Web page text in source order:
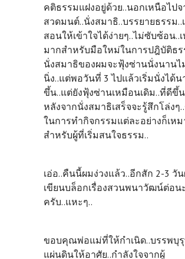
คติธรรมแฝงอยู่ด้วย..นอกเหนือไปจ
สวดมนต์..นั่งสมาธิ..บรรยายธรรม..
สอนให้เข้าใจได้ง่ายๆ..ไม่ซับซ้อน..
มากสำหรับมือใหม่ในการปฎิบัติธร
นั่งสมาธิของผมจะฟุ้งซ่านนั่งนานไ
นิ่ง..แต่พอวันที่ 3 ไปแล้วเริ่มนั่งได้น
ขึ้น..แต่ยังฟุ้งซ่านเหมือนเดิม..ที่ดีขึ้
หลังจากนั่งสมาธิเสร็จจะรู้สึกโล่งๆ
ในการทำกิจกรรมแต่ละอย่างก็เห
สำหรับผู้ที่เริ่มสนใจธรรม..
เอ่อ..คืนนี้ผมง่วงแล้ว..อีกสัก 2-3 วั
เขียนบล็อกเรื่องสวนพนาวัฒน์ต่อนะ
ครับ..แหะๆ..
ขอบคุณพ่อแม่ที่ให้กำเนิด..บรรพบุ
แผ่นดินให้อาศัย..กำลังใจจากผู้